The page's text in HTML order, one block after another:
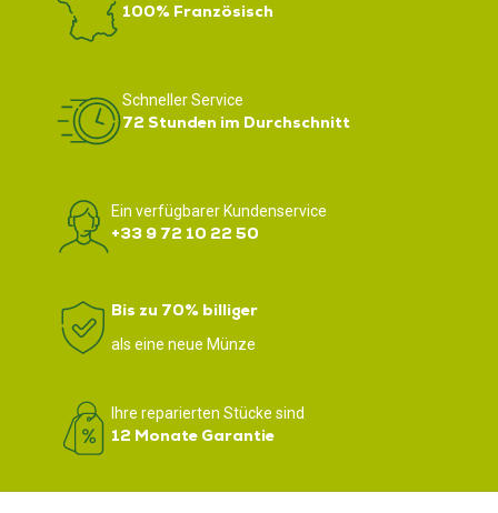
100% Französisch
Schneller Service
72 Stunden im Durchschnitt
Ein verfügbarer Kundenservice
+33 9 72 10 22 50
Bis zu 70% billiger
als eine neue Münze
Ihre reparierten Stücke sind
12 Monate Garantie